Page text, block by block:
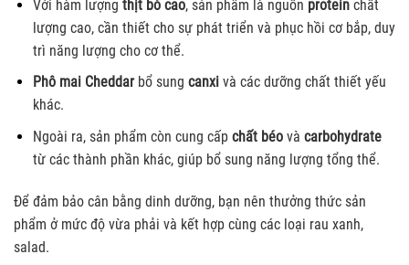
Với hàm lượng thịt bò cao, sản phẩm là nguồn proteinchất
lượng cao, cần thiết cho sự phát triển và phục hồi cơ bắp, duy
trì năng lượng cho cơ thể.
Phô mai Cheddar bổ sung canxi và các dưỡng chất thiết yếu
khác.
Ngoài ra, sản phẩm còn cung cấp chất béovà carbohydrate
từ các thành phần khác, giúp bổ sung năng lượng tổng thể.
Để đảm bảo cân bằng dinh dưỡng, bạn nên thưởng thức sản
phẩm ở mức độ vừa phải và kết hợp cùng các loại rau xanh,
salad.